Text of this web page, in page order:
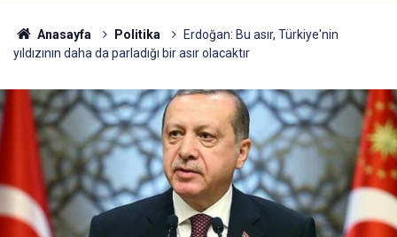
Anasayfa Politika
Erdoğan: Bu asır, Türkiye'nin
yıldızının daha da parladığı bir asır olacaktır